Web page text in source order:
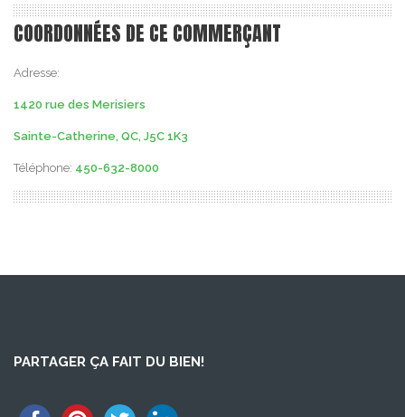
COORDONNÉES DE CE COMMERÇANT
Adresse:
1420 rue des Merisiers
Sainte-Catherine, QC, J5C 1K3
Téléphone: 450-632-8000
PARTAGER ÇA FAIT DU BIEN!